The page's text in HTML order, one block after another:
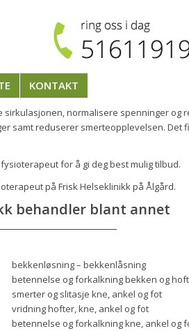
KONTAKT
normalisere spenninger og
samt reduserer smerteopplevelsen.
for å gi deg best mulig tilbud.
på Frisk Helseklinikk på Ålgård.
behandler blant annet
bekkenløsning – bekkenlåsning
betennelse og forkalkning bekken og
smerter og slitasje kne, ankel og fot
vridning hofter, kne, ankel og fot
betennelse og forkalkning kne, ankel og